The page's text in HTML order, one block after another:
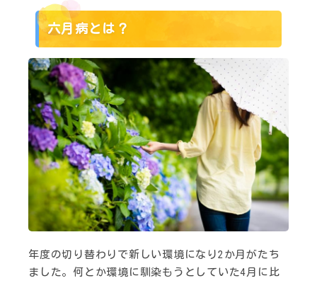
六月病とは？
年度の切り替わりで新しい環境になり2か月がたち
ました。何とか環境に馴染もうとしていた4月に比